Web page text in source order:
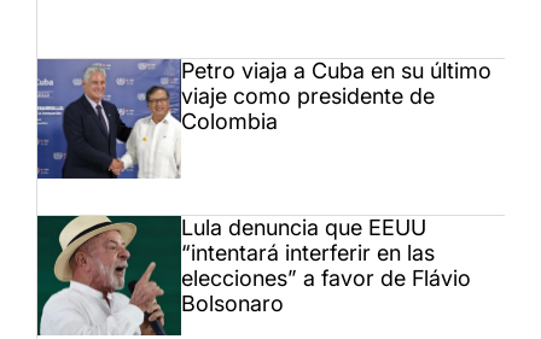
Petro viaja a Cuba en su último
viaje como presidente de
Colombia
Lula denuncia que EEUU
“intentará interferir en las
elecciones” a favor de Flávio
Bolsonaro